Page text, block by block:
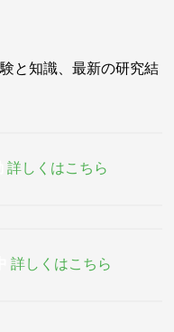
と知識、最新の研究結
詳しくはこちら
詳しくはこちら